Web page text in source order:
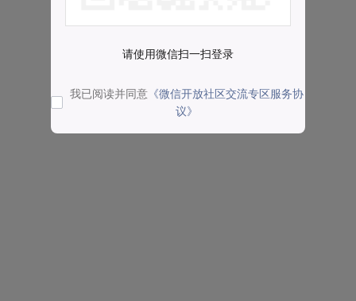
请使用微信扫一扫登录
我已阅读并同意 《微信开放社区交流专区服务协
议》